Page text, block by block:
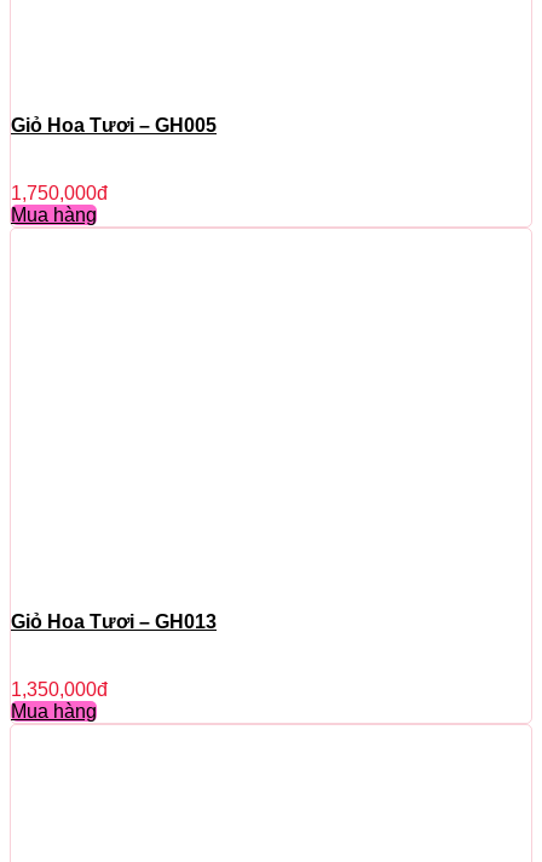
Giỏ Hoa Tươi – GH005
1,750,000đ
Mua hàng
Giỏ Hoa Tươi – GH013
1,350,000đ
Mua hàng